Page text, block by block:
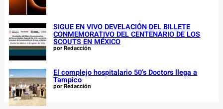
SIGUE EN VIVO DEVELACIÓN DEL BILLETE
CONMEMORATIVO DEL CENTENARIO DE LOS
SCOUTS EN MÉXICO
por Redacción
El complejo hospitalario 50’s Doctors llega a
Tampico
por Redacción